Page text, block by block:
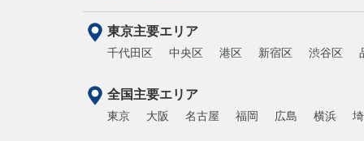
東京主要エリア
千代田区 中央区 港区 新宿区 渋谷区
全国主要エリア
東京 大阪 名古屋 福岡 広島 横浜